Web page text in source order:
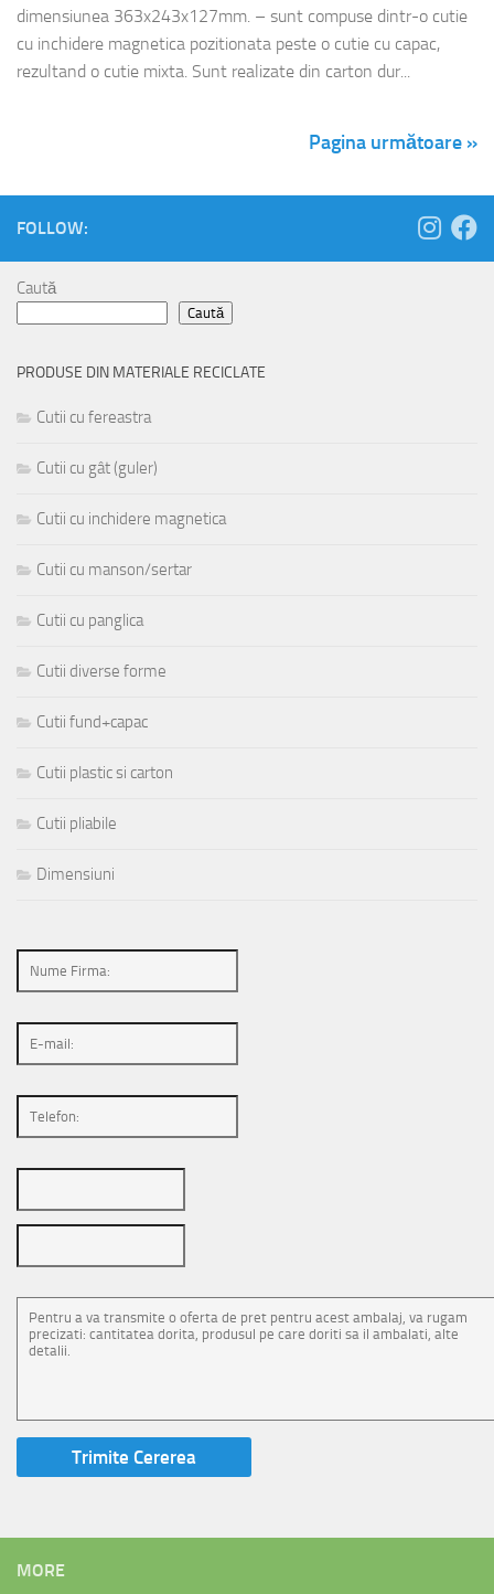
dimensiunea 363x243x127mm. – sunt compuse dintr-o cutie
cu inchidere magnetica pozitionata peste o cutie cu capac,
rezultand o cutie mixta. Sunt realizate din carton dur...
Pagina următoare »
FOLLOW:
Caută
Caută
PRODUSE DIN MATERIALE RECICLATE
Cutii cu fereastra
Cutii cu gât (guler)
Cutii cu inchidere magnetica
Cutii cu manson/sertar
Cutii cu panglica
Cutii diverse forme
Cutii fund+capac
Cutii plastic si carton
Cutii pliabile
Dimensiuni
MORE